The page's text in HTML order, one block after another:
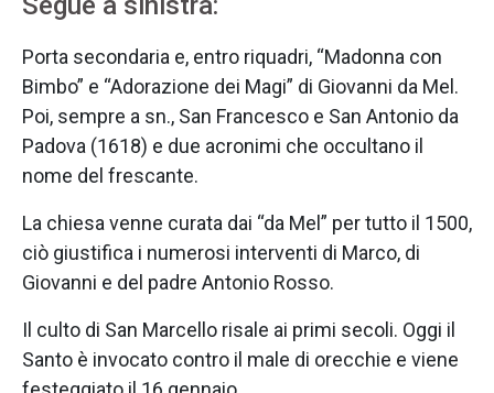
Porta secondaria e, entro riquadri, “Madonna con
Bimbo” e “Adorazione dei Magi” di Giovanni da Mel.
Poi, sempre a sn., San Francesco e San Antonio da
Padova (1618) e due acronimi che occultano il
nome del frescante.
La chiesa venne curata dai “da Mel” per tutto il 1500,
ciò giustifica i numerosi interventi di Marco, di
Giovanni e del padre Antonio Rosso.
Il culto di San Marcello risale ai primi secoli. Oggi il
Santo è invocato contro il male di orecchie e viene